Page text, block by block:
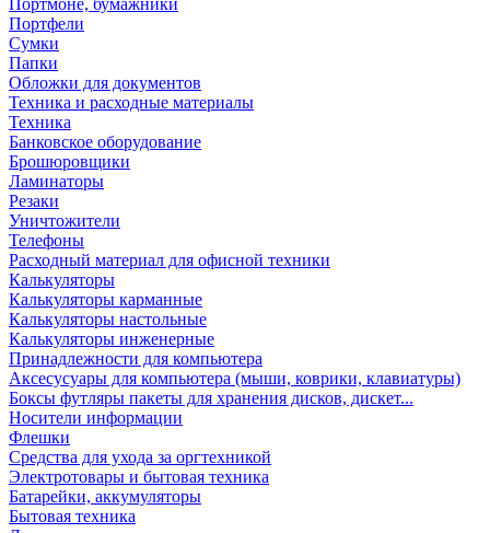
Портмоне, бумажники
Портфели
Сумки
Папки
Обложки для документов
Техника и расходные материалы
Техника
Банковское оборудование
Брошюровщики
Ламинаторы
Резаки
Уничтожители
Телефоны
Расходный материал для офисной техники
Калькуляторы
Калькуляторы карманные
Калькуляторы настольные
Калькуляторы инженерные
Принадлежности для компьютера
Аксесусуары для компьютера (мыши, коврики, клавиатуры)
Боксы футляры пакеты для хранения дисков, дискет...
Носители информации
Флешки
Средства для ухода за оргтехникой
Электротовары и бытовая техника
Батарейки, аккумуляторы
Бытовая техника